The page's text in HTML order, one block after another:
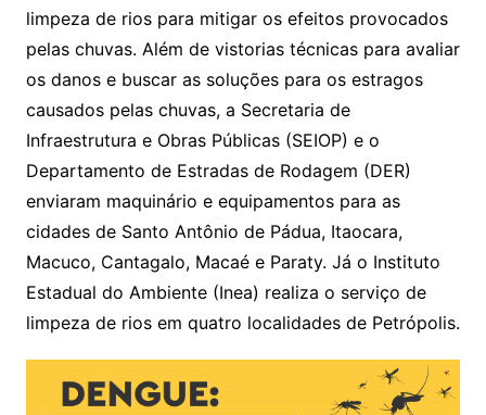
limpeza de rios para mitigar os efeitos provocados
pelas chuvas. Além de vistorias técnicas para avaliar
os danos e buscar as soluções para os estragos
causados pelas chuvas, a Secretaria de
Infraestrutura e Obras Públicas (SEIOP) e o
Departamento de Estradas de Rodagem (DER)
enviaram maquinário e equipamentos para as
cidades de Santo Antônio de Pádua, Itaocara,
Macuco, Cantagalo, Macaé e Paraty. Já o Instituto
Estadual do Ambiente (Inea) realiza o serviço de
limpeza de rios em quatro localidades de Petrópolis.